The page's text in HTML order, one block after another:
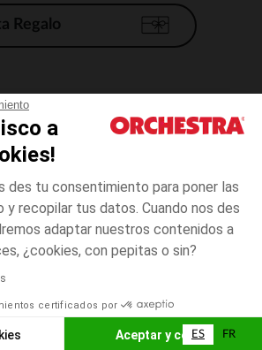
a
des tu consentimiento para poner las
y recopilar tus datos. Cuando nos des
adaptar nuestros contenidos a
¿cookies, con pepitas o sin?
certificados por
Aceptar y cerrar
3
meses
A LA CESTA
Regalo
generales de venta
Aviso Legal
de las ofertas actuales
Gestión de las cookies
no conforme
de ética de la Federación Francesa de comercio
(FEVAD) y al sistema de mediación de
ES FR